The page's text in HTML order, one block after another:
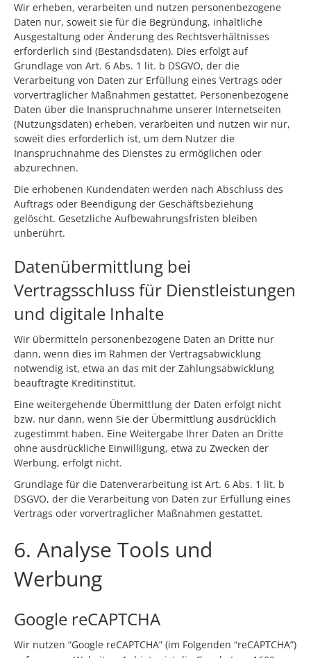
Wir erheben, verarbeiten und nutzen personenbezogene
Daten nur, soweit sie für die Begründung, inhaltliche
Ausgestaltung oder Änderung des Rechtsverhältnisses
erforderlich sind (Bestandsdaten). Dies erfolgt auf
Grundlage von Art. 6 Abs. 1 lit. b DSGVO, der die
Verarbeitung von Daten zur Erfüllung eines Vertrags oder
vorvertraglicher Maßnahmen gestattet. Personenbezogene
Daten über die Inanspruchnahme unserer Internetseiten
(Nutzungsdaten) erheben, verarbeiten und nutzen wir nur,
soweit dies erforderlich ist, um dem Nutzer die
Inanspruchnahme des Dienstes zu ermöglichen oder
abzurechnen.
Die erhobenen Kundendaten werden nach Abschluss des
Auftrags oder Beendigung der Geschäftsbeziehung
gelöscht. Gesetzliche Aufbewahrungsfristen bleiben
unberührt.
Datenübermittlung bei
Vertragsschluss für Dienstleistungen
und digitale Inhalte
Wir übermitteln personenbezogene Daten an Dritte nur
dann, wenn dies im Rahmen der Vertragsabwicklung
notwendig ist, etwa an das mit der Zahlungsabwicklung
beauftragte Kreditinstitut.
Eine weitergehende Übermittlung der Daten erfolgt nicht
bzw. nur dann, wenn Sie der Übermittlung ausdrücklich
zugestimmt haben. Eine Weitergabe Ihrer Daten an Dritte
ohne ausdrückliche Einwilligung, etwa zu Zwecken der
Werbung, erfolgt nicht.
Grundlage für die Datenverarbeitung ist Art. 6 Abs. 1 lit. b
DSGVO, der die Verarbeitung von Daten zur Erfüllung eines
Vertrags oder vorvertraglicher Maßnahmen gestattet.
6. Analyse Tools und
Werbung
Google reCAPTCHA
Wir nutzen “Google reCAPTCHA” (im Folgenden “reCAPTCHA”)